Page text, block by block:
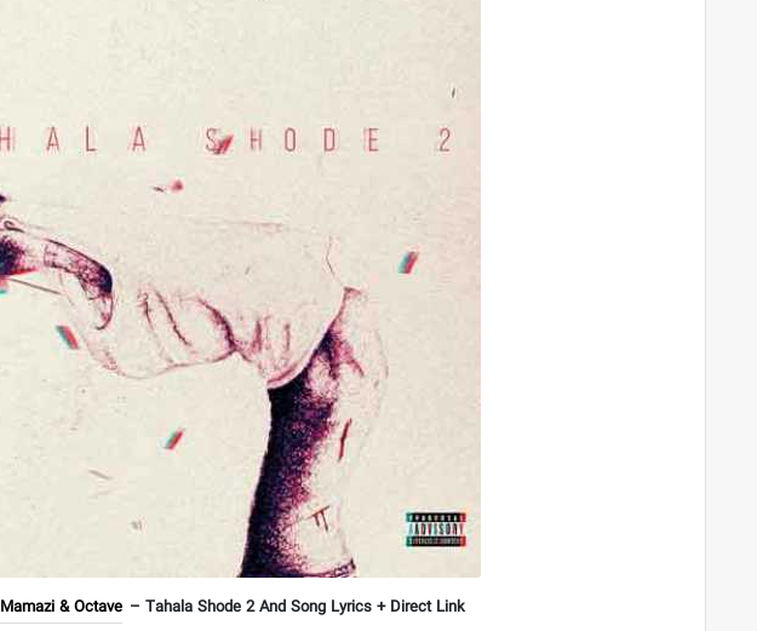
Mamazi & Octave – Tahala Shode 2 And Song Lyrics + Direct Link